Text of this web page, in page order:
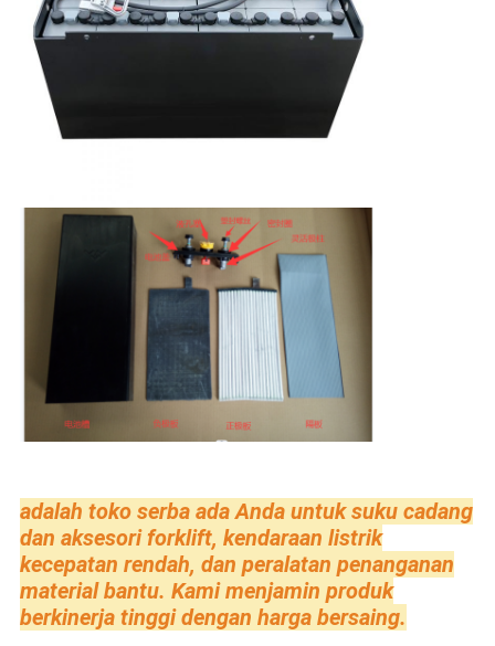
adalah toko serba ada Anda untuk suku cadang
dan aksesori forklift, kendaraan listrik
kecepatan rendah, dan peralatan penanganan
material bantu. Kami menjamin produk
berkinerja tinggi dengan harga bersaing.